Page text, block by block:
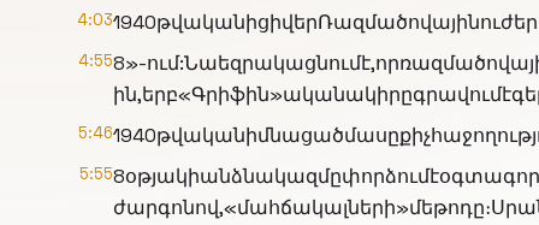
4:03
4:558»-
5:46
5:55